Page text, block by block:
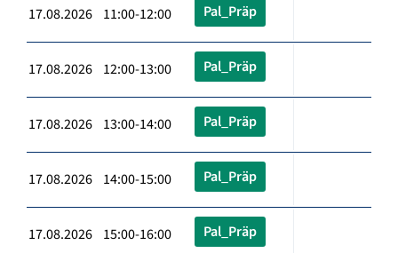
17.08.2026 11:00-12:00 Pal_Präp
17.08.2026 12:00-13:00 Pal_Präp
17.08.2026 13:00-14:00 Pal_Präp
17.08.2026 14:00-15:00 Pal_Präp
17.08.2026 15:00-16:00 Pal_Präp